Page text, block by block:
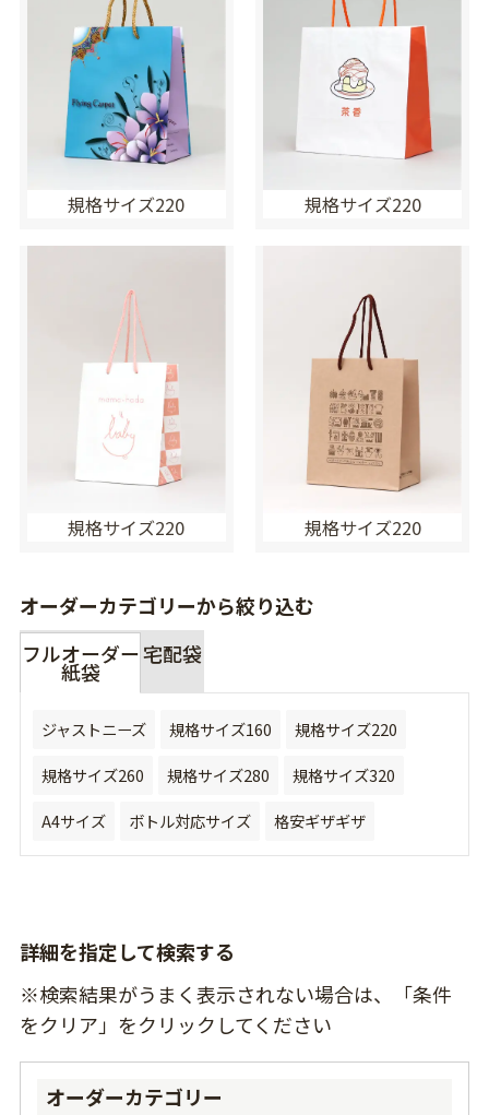
規格サイズ220 規格サイズ220
規格サイズ220 規格サイズ220
オーダーカテゴリーから絞り込む
フルオーダー
紙袋
宅配袋
ジャストニーズ 規格サイズ160
規格サイズ220
規格サイズ260
規格サイズ280
規格サイズ320
A4サイズ
ボトル対応サイズ 格安ギザギザ
詳細を指定して検索する
※検索結果がうまく表示されない場合は、「条件
をクリア」をクリックしてください
オーダーカテゴリー